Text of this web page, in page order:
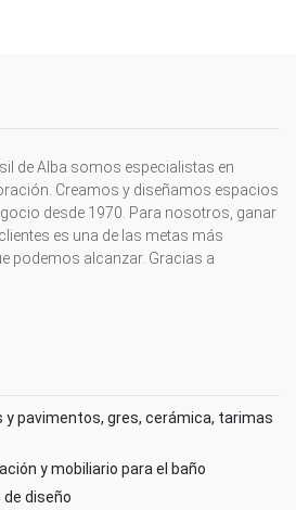
de Alba somos especialistas en
Creamos y diseñamos espacios
desde 1970. Para nosotros, ganar
es una de las metas más
podemos alcanzar. Gracias a
y pavimentos, gres, cerámica, tarimas
y mobiliario para el baño
de diseño